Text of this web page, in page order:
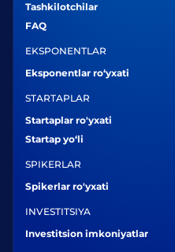
Tashkilotchilar
FAQ
EKSPONENTLAR
Eksponentlar ro‘yxati
STARTAPLAR
Startaplar ro'yxati
Startap yo‘li
SPIKERLAR
Spikerlar ro'yxati
INVESTITSIYA
Investitsion imkoniyatlar